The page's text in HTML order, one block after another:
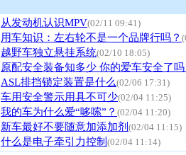
从发动机认识MPV(02/11 09:41)
用车知识：左右轮不是一个品牌行吗？
越野车独立悬挂系统(02/10 18:05)
原配安全装备知多少 你的爱车安全了
ASL排挡锁定装置是什么(02/06 17:31)
车用安全警示用具不可少(02/04 11:25)
我的车为什么爱“哆嗦”？ (02/04 11:20)
新车最好不要随意加添加剂 (02/04 11:15)
什么是电子牵引力控制 (02/04 11:14)